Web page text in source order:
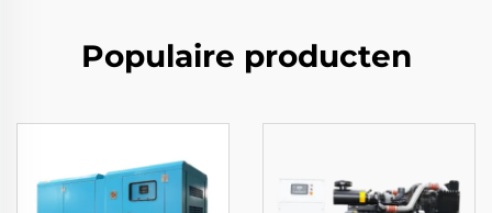
Populaire producten